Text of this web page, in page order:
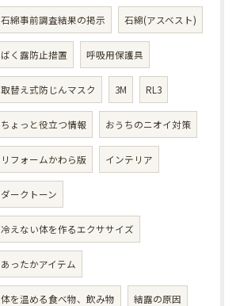
石綿事前調査結果の掲示 石綿(アスベスト)
ばく露防止措置 呼吸用保護具
取替え式防じんマスク 3M RL3
ちょっと役立つ情報 おうちのニオイ対策
リフォームかわら版 インテリア
ダークトーン
冷えない体を作るエクササイズ
あったかアイテム
体を温める食べ物、飲み物 結露の原因